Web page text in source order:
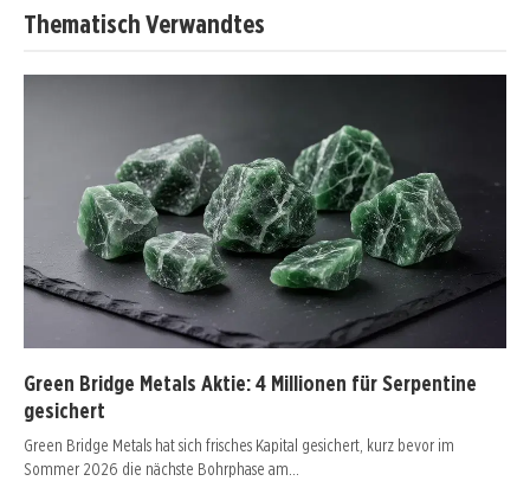
Thematisch Verwandtes
Green Bridge Metals Aktie: 4 Millionen für Serpentine
gesichert
Green Bridge Metals hat sich frisches Kapital gesichert, kurz bevor im
Sommer 2026 die nächste Bohrphase am…